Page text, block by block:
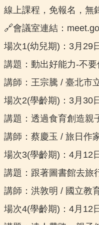
線上課程，免報名，無
🔗會議室連結：
場次1(幼兒期)：3月29
講題：動出好能力-不
講師：王宗騰 / 臺北市
場次2(學齡期)：3月30
講題：透過食育創造親
講師：蔡慶玉 / 旅日作
場次3(學齡期)：4月12
講題：跟著圖書館去旅
講師：洪敦明 / 國立教
場次4(學齡期)：4月12